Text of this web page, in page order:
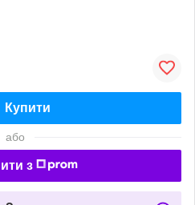
Купити
або
з